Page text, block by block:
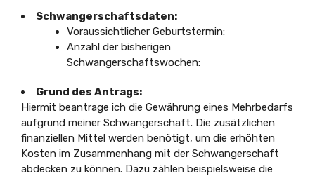
Schwangerschaftsdaten:
Voraussichtlicher Geburtstermin:
Anzahl der bisherigen
Schwangerschaftswochen:
Grund des Antrags:
Hiermit beantrage ich die Gewährung eines Mehrbedarfs
aufgrund meiner Schwangerschaft. Die zusätzlichen
finanziellen Mittel werden benötigt, um die erhöhten
Kosten im Zusammenhang mit der Schwangerschaft
abdecken zu können. Dazu zählen beispielsweise die